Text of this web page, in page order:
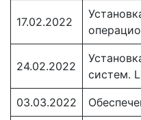
17.02.2022
24.02.2022
систем.
03.03.2022